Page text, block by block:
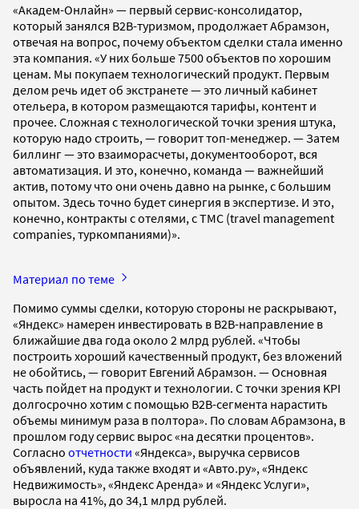
«Академ-Онлайн» — первый сервис-консолидатор,
который занялся В2В-туризмом, продолжает Абрамзон,
отвечая на вопрос, почему объектом сделки стала именно
эта компания. «У них больше 7500 объектов по хорошим
ценам. Мы покупаем технологический продукт. Первым
делом речь идет об экстранете — это личный кабинет
отельера, в котором размещаются тарифы, контент и
прочее. Сложная с технологической точки зрения штука,
которую надо строить, — говорит топ-менеджер. — Затем
биллинг — это взаиморасчеты, документооборот, вся
автоматизация. И это, конечно, команда — важнейший
актив, потому что они очень давно на рынке, с большим
опытом. Здесь точно будет синергия в экспертизе. И это,
конечно, контракты с отелями, с ТМС (travel management
companies, туркомпаниями)».
Материал по теме
Помимо суммы сделки, которую стороны не раскрывают,
«Яндекс» намерен инвестировать в В2В-направление в
ближайшие два года около 2 млрд рублей. «Чтобы
построить хороший качественный продукт, без вложений
не обойтись, — говорит Евгений Абрамзон. — Основная
часть пойдет на продукт и технологии. С точки зрения KPI
долгосрочно хотим с помощью B2B-сегмента нарастить
объемы минимум раза в полтора». По словам Абрамзона, в
прошлом году сервис вырос «на десятки процентов».
Согласно отчетности «Яндекса», выручка сервисов
объявлений, куда также входят и «Авто.ру», «Яндекс
Недвижимость», «Яндекс Аренда» и «Яндекс Услуги»,
выросла на 41%, до 34,1 млрд рублей.